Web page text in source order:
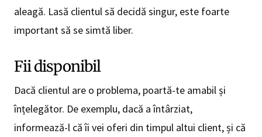
aleagă. Lasă clientul să decidă singur, este foarte
important să se simtă liber.
Fii disponibil
Dacă clientul are o problema, poartă-te amabil și
înțelegător. De exemplu, dacă a întârziat,
informează-l că îi vei oferi din timpul altui client, și că